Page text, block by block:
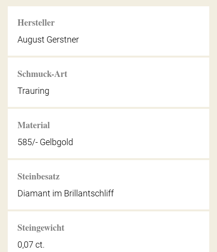
Hersteller
August Gerstner
Schmuck-Art
Trauring
Material
585/- Gelbgold
Steinbesatz
Diamant im Brillantschliff
Steingewicht
0,07 ct.